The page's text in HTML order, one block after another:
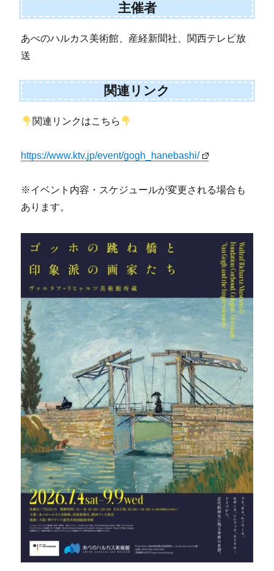
主催者
あべのハルカス美術館、産経新聞社、関西テレビ放
送
関連リンク
関連リンクはこちら
https://www.ktv.jp/event/gogh_hanebashi/
※イベント内容・スケジュールが変更される場合も
あります。